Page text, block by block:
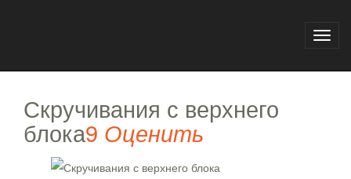
Скручивания с верхнего блока
Скручивания с верхнего
блока9 Оценить